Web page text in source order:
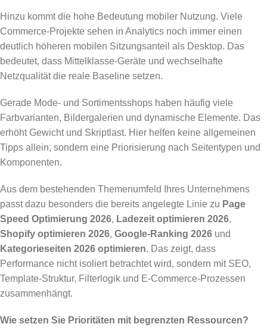
Hinzu kommt die hohe Bedeutung mobiler Nutzung. Viele
Commerce-Projekte sehen in Analytics noch immer einen
deutlich höheren mobilen Sitzungsanteil als Desktop. Das
bedeutet, dass Mittelklasse-Geräte und wechselhafte
Netzqualität die reale Baseline setzen.
Gerade Mode- und Sortimentsshops haben häufig viele
Farbvarianten, Bildergalerien und dynamische Elemente. Das
erhöht Gewicht und Skriptlast. Hier helfen keine allgemeinen
Tipps allein, sondern eine Priorisierung nach Seitentypen und
Komponenten.
Aus dem bestehenden Themenumfeld Ihres Unternehmens
passt dazu besonders die bereits angelegte Linie zu Page
Speed Optimierung 2026, Ladezeit optimieren 2026,
Shopify optimieren 2026, Google-Ranking 2026 und
Kategorieseiten 2026 optimieren. Das zeigt, dass
Performance nicht isoliert betrachtet wird, sondern mit SEO,
Template-Struktur, Filterlogik und E-Commerce-Prozessen
zusammenhängt.
Wie setzen Sie Prioritäten mit begrenzten Ressourcen?